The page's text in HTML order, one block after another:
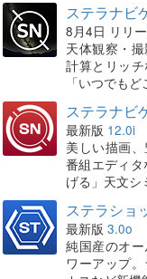
ステラナビ
8月4日 リリ
天体観察・
計算とリッ
「いつでも
ステラナビ
最新版 12.0i
美しい描画
番組エディ
げる」天文シ
ステラショ
最新版 3.0o
純国産のオ
ワーアップ